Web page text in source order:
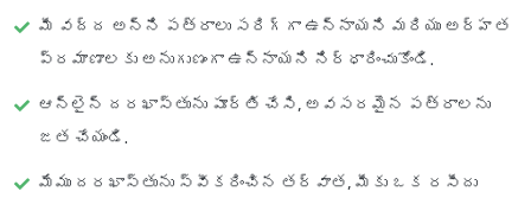
మీ వద్ద అన్ని పత్రాలు సరిగ్గా ఉన్నాయని మరియు అర్హత
ప్రమాణాలకు అనుగుణంగా ఉన్నాయని నిర్ధారించుకోండి.
ఆన్‌లైన్ దరఖాస్తును పూర్తి చేసి, అవసరమైన పత్రాలను
జత చేయండి.
మేము దరఖాస్తును స్వీకరించిన తర్వాత, మీకు ఒక రసీదు